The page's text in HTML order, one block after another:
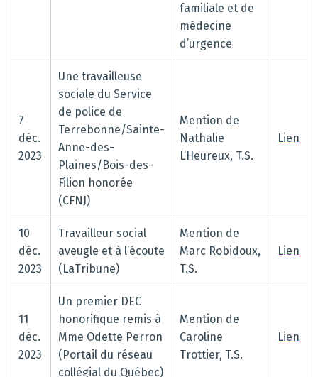
familiale et de
médecine
d’urgence
7
déc.
2023
Une travailleuse
sociale du Service
de police de
Terrebonne/Sainte-
Anne-des-
Plaines/Bois-des-
Filion honorée
(CFNJ)
Mention de
Nathalie
L’Heureux, T.S.
Lien
10
déc.
2023
Travailleur social
aveugle et à l’écoute
(LaTribune)
Mention de
Marc Robidoux,
T.S.
Lien
11
déc.
2023
Un premier DEC
honorifique remis à
Mme Odette Perron
(Portail du réseau
collégial du Québec)
Mention de
Caroline
Trottier, T.S.
Lien